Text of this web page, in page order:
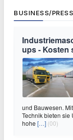
BUSINESS/
ups - Kosten
und Bauwesen.
Technik bieten sie
hohe […] (00)